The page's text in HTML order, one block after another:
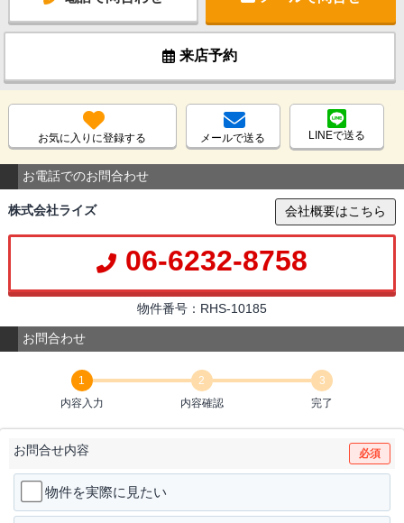
来店予約
お気に入りに登録する メールで送る LINEで送る
お電話でのお問合わせ
株式会社ライズ 会社概要はこちら
06-6232-8758
物件番号：RHS-10185
お問合わせ
1
内容入力
2
内容確認
3
完了
お問合せ内容 必須
物件を実際に見たい